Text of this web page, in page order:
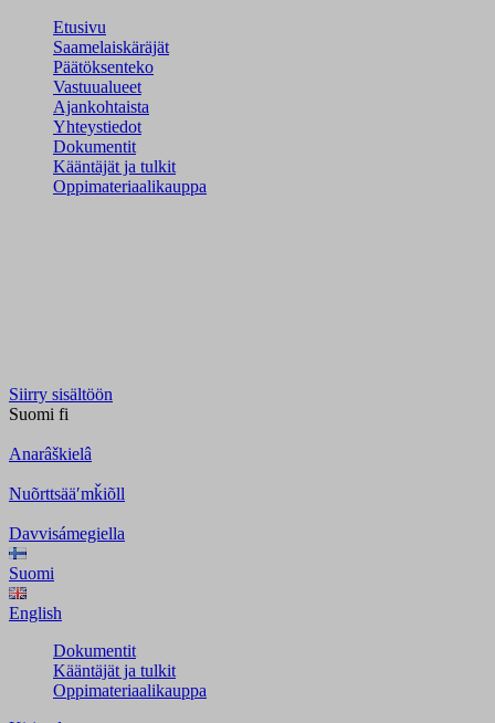
Etusivu
Saamelaiskäräjät
Päätöksenteko
Vastuualueet
Ajankohtaista
Yhteystiedot
Dokumentit
Kääntäjät ja tulkit
Oppimateriaalikauppa
Siirry sisältöön
Suomi fi
Anarâškielâ
Nuõrttsääʹmǩiõll
Davvisámegiella
Suomi
English
Dokumentit
Kääntäjät ja tulkit
Oppimateriaalikauppa